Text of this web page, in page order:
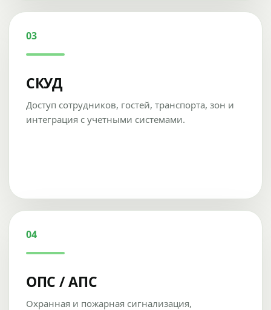
03
СКУД
Доступ сотрудников, гостей, транспорта, зон и
интеграция с учетными системами.
04
ОПС / АПС
Охранная и пожарная сигнализация,